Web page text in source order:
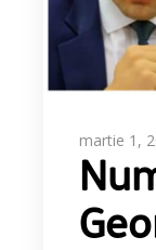
martie 1,